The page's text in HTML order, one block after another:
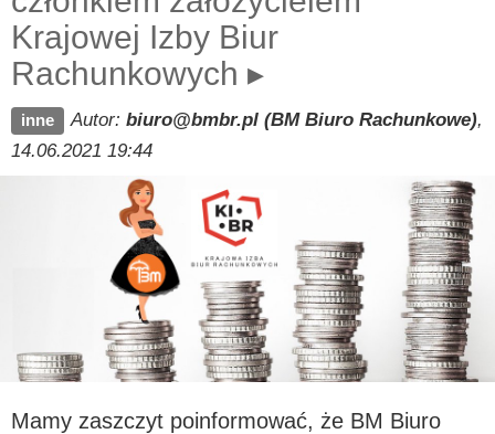
Krajowej Izby Biur
Rachunkowych ▸
inne Autor: biuro@bmbr.pl (BM Biuro Rachunkowe),
14.06.2021 19:44
Mamy zaszczyt poinformować, że BM Biuro